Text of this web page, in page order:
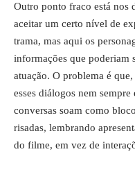
Outro ponto fraco está nos
aceitar um certo nível de
trama, mas aqui os
informações que poderiam
atuação. O problema é
esses diálogos nem
conversas soam como
risadas, lembrando
do filme, em vez de